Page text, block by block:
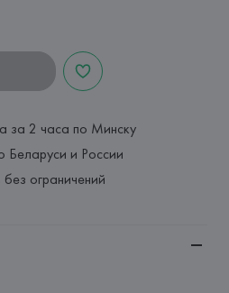
за 2 часа по Минску
Беларуси и России
ограничений